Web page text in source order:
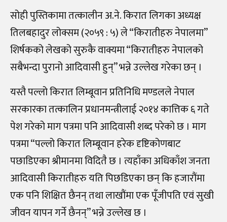
सोही पुस्तिकामा तत्कालीन अ.ने. किरात लिगका अध्यक्ष
तिलबहादुर लोक्सम (२०५९ : ५) ले “किरातीहरु नेपालमा”
शिर्षकको लेखको सुरुकै वाक्यमा “किरातीहरु नेपालको
सबैभन्दा पुरानो आदिवासी हुन्” भन्ने उल्लेख गरेका छन् ।
यस्तै पल्लो किरात लिम्बूवान प्रतिनिधि मण्डलले नेपाल
सरकारका तत्कालिन प्रधानमन्त्रीलाई २०१४ कात्तिक ६ गते
पेश गरेको माग पत्रमा पनि आदिवासी शब्द परेको छ । माग
पत्रमा “पल्लो किरात लिम्बूवान हरेक दृष्टिकोणबाट
पछाडिएका श्रीमानमा विदितै छ । त्यहाँका अधिकाँश जनता
आदिवासी किरातीहरु यति पिछडिएका छन् कि हजारौंमा
एक पनि शिक्षित छैनन् तथा लाखौंमा एक पूँजीपति एवं सुखी
जीवन यापन गर्ने छैनन्” भन्ने उल्लेख छ ।